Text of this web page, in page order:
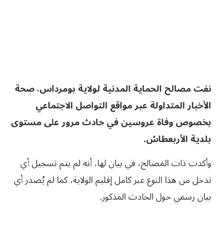
نفت مصالح الحماية المدنية لولاية بومرداس، صحة
الأخبار المتداولة عبر مواقع التواصل الاجتماعي
بخصوص وفاة عروسين في حادث مرور على مستوى
بلدية الأربعطاش.
وأكدت ذات المصالح، في بيان لها، أنه لم يتم تسجيل أي
تدخل من هذا النوع عبر كامل إقليم الولاية، كما لم يُصدر أي
بيان رسمي حول الحادث المذكور.